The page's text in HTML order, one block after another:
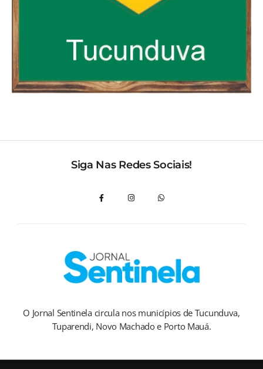
Siga Nas Redes Sociais!
O Jornal Sentinela circula nos municípios de Tucunduva,
Tuparendi, Novo Machado e Porto Mauá.